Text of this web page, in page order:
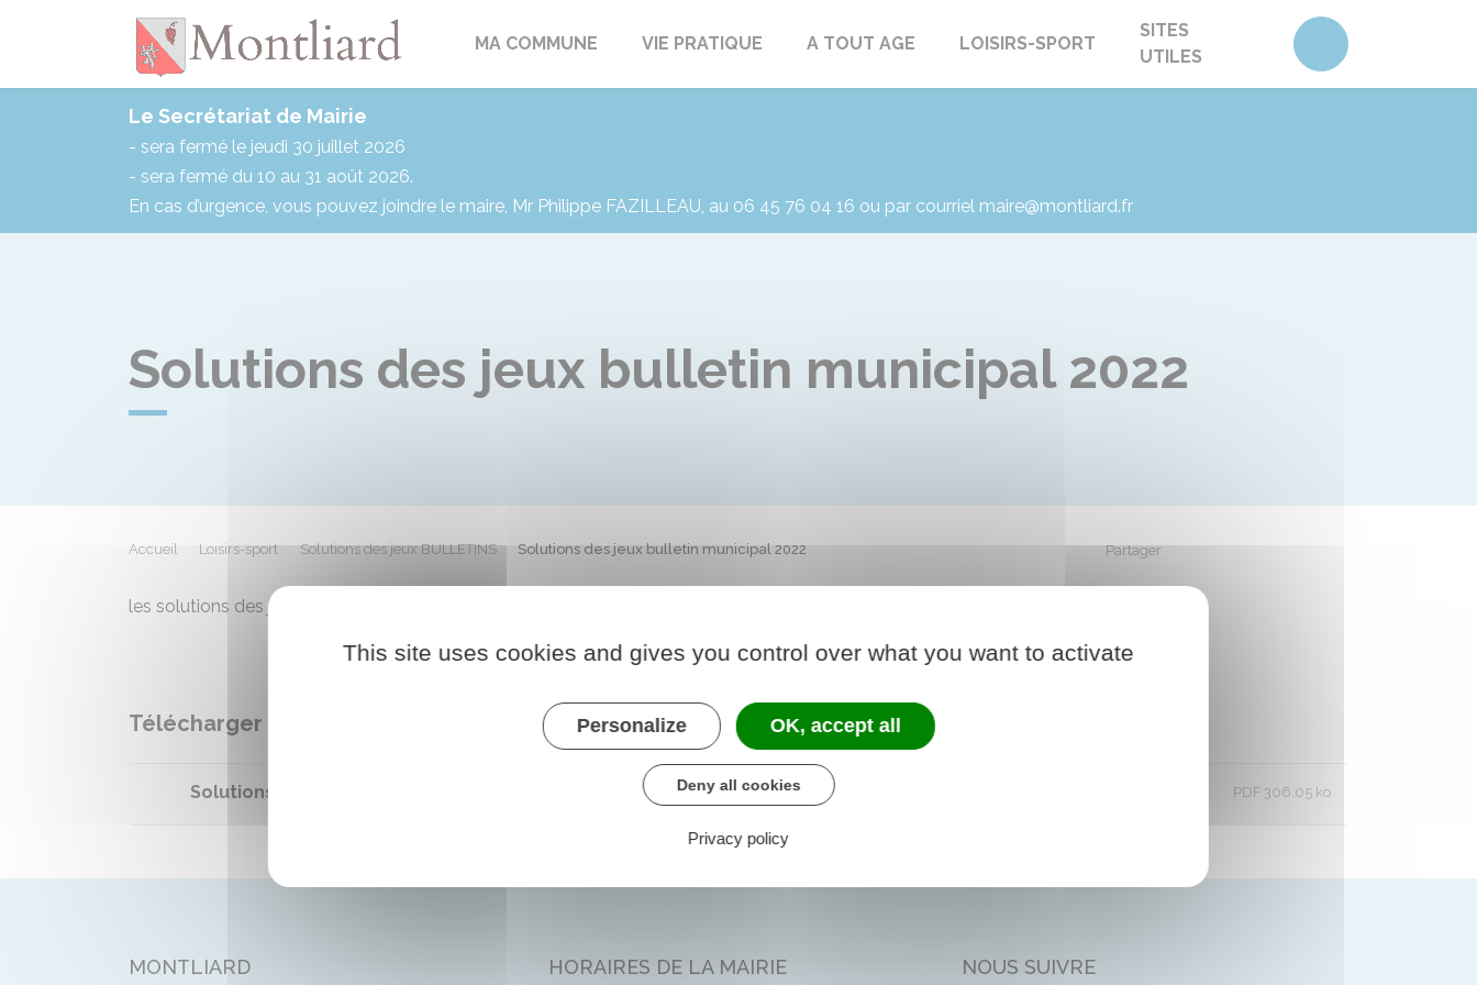
MontliardMA COMMUNE VIE PRATIQUE A TOUT AGE LOISIRS-SPORT
SITES
UTILES
Accéder au
Le Secrétariat de Mairie
- sera fermé le jeudi 30 juillet 2026
- sera fermé du 10 au 31 août 2026.
En cas d’urgence, vous pouvez joindre le maire, Mr Philippe FAZILLEAU, au 06 45 76 04 16 ou par courriel maire@montliard.fr
Solutions des jeux bulletin municipal 2022
Accueil Loisirs-sport Solutions des jeux BULLETINS Solutions des jeux bulletin municipal 2022 Partager
les solutions des jeux de notre bulletin municipal 2022
Télécharger
Solutions des jeux - bulletin 2022 PDF 306.05 ko
MONTLIARD HORAIRES DE LA MAIRIE NOUS SUIVRE
This site uses cookies and gives you control over what you want to activate
Personalize OK, accept all
Deny all cookies
Privacy policy